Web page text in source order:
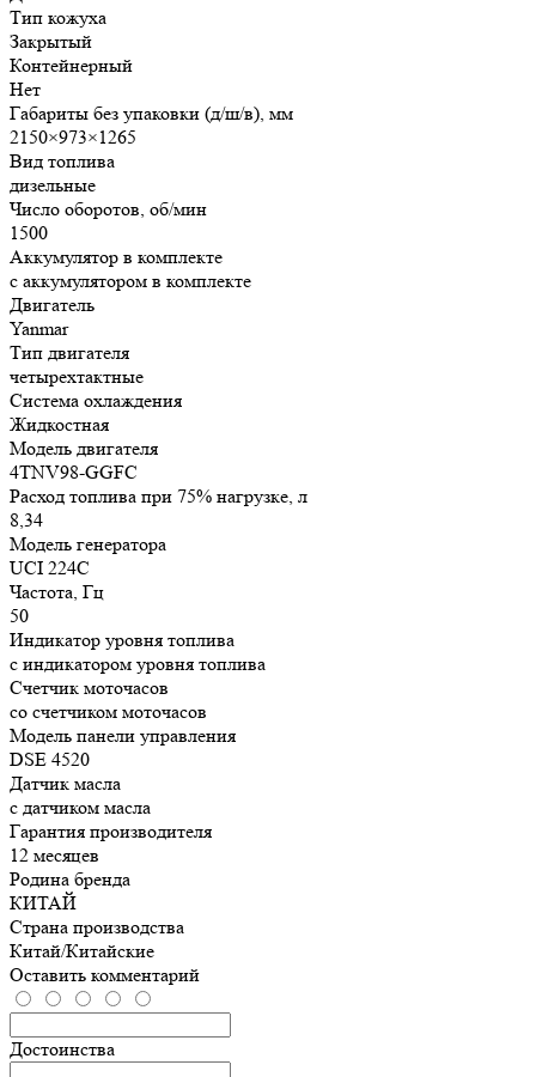
Тип кожуха
Закрытый
Контейнерный
Нет
Габариты без упаковки (д/ш/в), мм
2150×973×1265
Вид топлива
дизельные
Число оборотов, об/мин
1500
Аккумулятор в комплекте
с аккумулятором в комплекте
Двигатель
Yanmar
Тип двигателя
четырехтактные
Система охлаждения
Жидкостная
Модель двигателя
4TNV98-GGFC
Расход топлива при 75% нагрузке, л
8,34
Модель генератора
UCI 224C
Частота, Гц
50
Индикатор уровня топлива
с индикатором уровня топлива
Счетчик моточасов
со счетчиком моточасов
Модель панели управления
DSE 4520
Датчик масла
с датчиком масла
Гарантия производителя
12 месяцев
Родина бренда
КИТАЙ
Страна производства
Китай/Китайские
Оставить комментарий
Достоинства